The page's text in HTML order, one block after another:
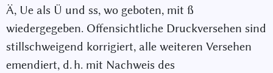
Ä, Ue als Ü und ss, wo geboten, mit ß
wiedergegeben. Offensichtliche Druckversehen sind
stillschweigend korrigiert, alle weiteren Versehen
emendiert, d. h. mit Nachweis des